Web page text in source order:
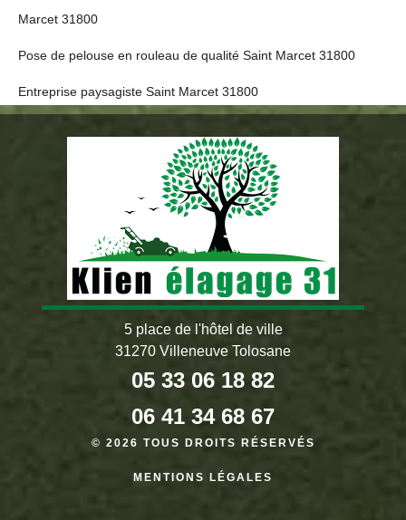
Marcet 31800
Pose de pelouse en rouleau de qualité Saint Marcet 31800
Entreprise paysagiste Saint Marcet 31800
5 place de l'hôtel de ville
31270 Villeneuve Tolosane
05 33 06 18 82
06 41 34 68 67
© 2026 TOUS DROITS RÉSERVÉS
MENTIONS LÉGALES